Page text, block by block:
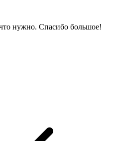
нужно. Спасибо большое!